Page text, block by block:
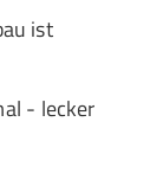
ist
- lecker